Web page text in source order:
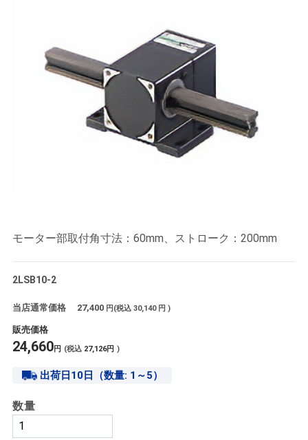
モーター部取付角寸法：60mm、ストローク：200mm
2LSB10-2
当店通常価格 27,400 円(税込 30,140 円 )
販売価格
24,660円 (税込 27,126円 )
出荷日10日（数量: 1～5）
数量